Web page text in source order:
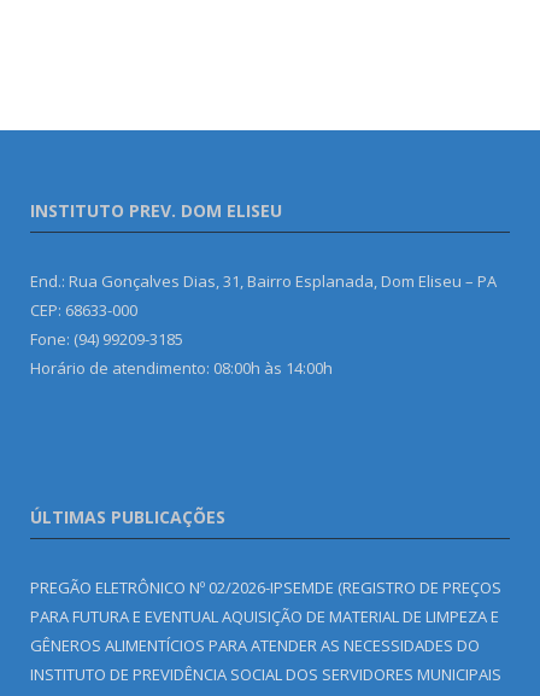
INSTITUTO PREV. DOM ELISEU
End.: Rua Gonçalves Dias, 31, Bairro Esplanada, Dom Eliseu – PA
CEP: 68633-000
Fone: (94) 99209-3185
Horário de atendimento: 08:00h às 14:00h
ÚLTIMAS PUBLICAÇÕES
PREGÃO ELETRÔNICO Nº 02/2026-IPSEMDE (REGISTRO DE PREÇOS
PARA FUTURA E EVENTUAL AQUISIÇÃO DE MATERIAL DE LIMPEZA E
GÊNEROS ALIMENTÍCIOS PARA ATENDER AS NECESSIDADES DO
INSTITUTO DE PREVIDÊNCIA SOCIAL DOS SERVIDORES MUNICIPAIS